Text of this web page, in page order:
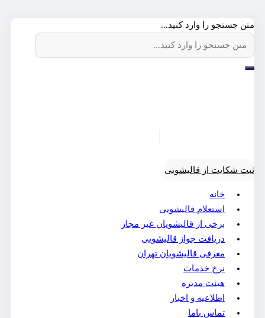
متن جستجو را وارد کنید...
ثبت شکایت از قالیشویی
خانه
استعلام قالیشویی
برخی از قالیشویان غیر مجاز
دریافت جواز قالیشویی
معرفی قالیشویان تهران
نرخ خدمات
هیئت مدیره
اطلاعیه و اخبار
تماس باما